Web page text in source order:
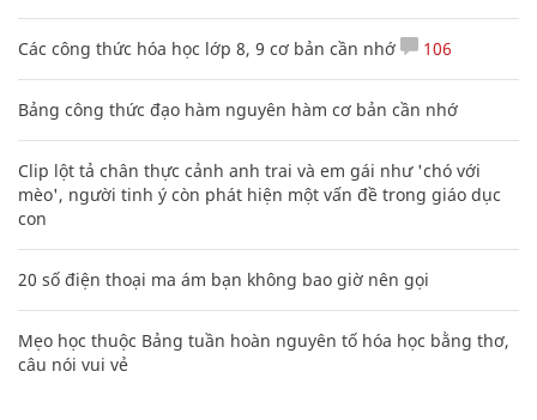
Các công thức hóa học lớp 8, 9 cơ bản cần nhớ 106
Bảng công thức đạo hàm nguyên hàm cơ bản cần nhớ
Clip lột tả chân thực cảnh anh trai và em gái như 'chó với
mèo', người tinh ý còn phát hiện một vấn đề trong giáo dục
con
20 số điện thoại ma ám bạn không bao giờ nên gọi
Mẹo học thuộc Bảng tuần hoàn nguyên tố hóa học bằng thơ,
câu nói vui vẻ